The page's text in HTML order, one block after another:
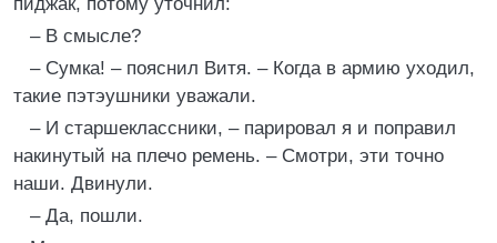
– В смысле?
– Сумка! – пояснил Витя. – Когда в армию уходил,
такие пэтэушники уважали.
– И старшеклассники, – парировал я и поправил
накинутый на плечо ремень. – Смотри, эти точно
наши. Двинули.
– Да, пошли.